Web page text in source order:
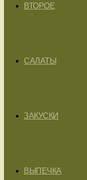
ВТОРОЕ
САЛАТЫ
ЗАКУСКИ
ВЫПЕЧКА